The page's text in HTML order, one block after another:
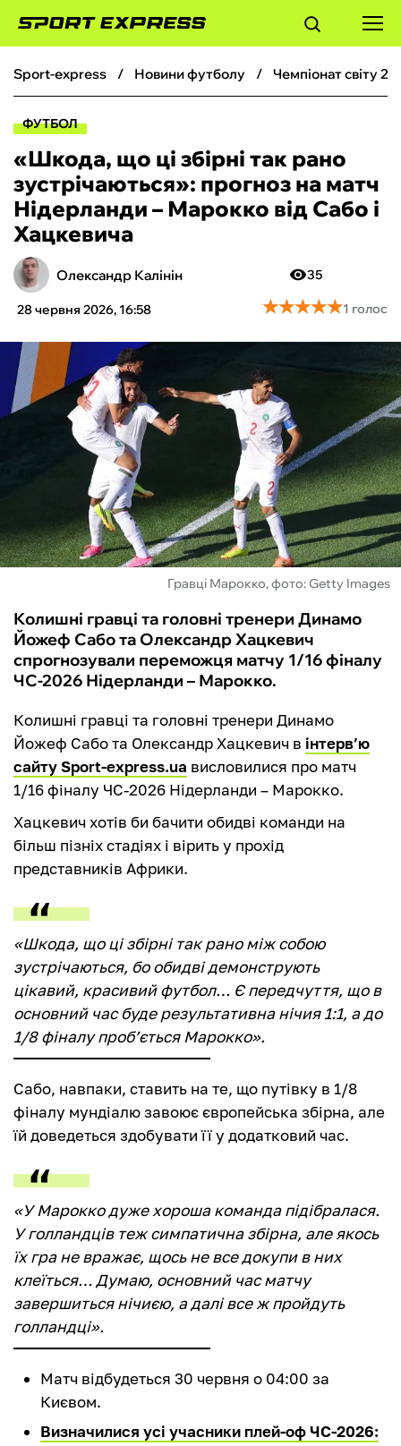
ФУТБОЛ
БОКС
ХОКЕЙ
ТЕНІС
КІБЕРСПОРТ
ЧС-2026
ФУТЗАЛ
БУКМЕКЕРИ
sport-express новини футболу чемпіонат світу
ФУТБОЛ
«Шкода, що ці збірні так рано
зустрічаються»: прогноз на матч
Нідерланди – Марокко від Сабо і
Хацкевича
Олександр Калінін
28 червня 2026, 16:58
35
★★★★★
★★★★★1 голос
Гравці Марокко, фото: Getty Images
Колишні гравці та головні тренери Динамо
Йожеф Сабо та Олександр Хацкевич
спрогнозували переможця матчу 1/16 фіналу
ЧС-2026 Нідерланди – Марокко.
Колишні гравці та головні тренери Динамо
Йожеф Сабо та Олександр Хацкевич в інтерв’ю
сайту Sport-express.ua висловилися про матч
1/16 фіналу ЧС-2026 Нідерланди – Марокко.
Хацкевич хотів би бачити обидві команди на
більш пізніх стадіях і вірить у прохід
представників Африки.
«Шкода, що ці збірні так рано між собою
зустрічаються, бо обидві демонструють
цікавий, красивий футбол… Є передчуття, що в
основний час буде результативна нічия 1:1, а до
1/8 фіналу проб’ється Марокко».
Сабо, навпаки, ставить на те, що путівку в 1/8
фіналу мундіалю завоює європейська збірна, але
їй доведеться здобувати її у додатковий час.
«У Марокко дуже хороша команда підібралася.
У голландців теж симпатична збірна, але якось
їх гра не вражає, щось не все докупи в них
клеїться… Думаю, основний час матчу
завершиться нічиєю, а далі все ж пройдуть
голландці».
Матч відбудеться 30 червня о 04:00 за
Києвом.
Визначилися усі учасники плей-оф ЧС-2026: